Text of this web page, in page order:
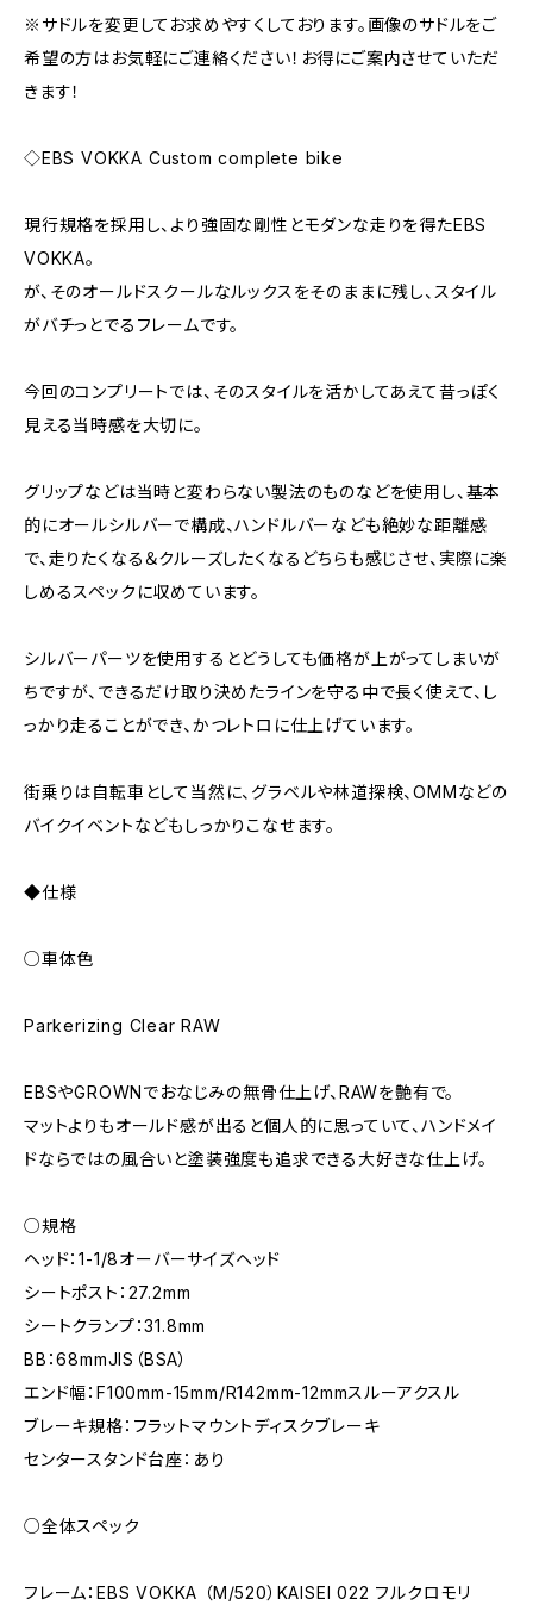
※サドルを変更してお求めやすくしております。画像のサドルをご
希望の方はお気軽にご連絡ください！お得にご案内させていただ
きます！
◇EBS VOKKA Custom complete bike
現行規格を採用し、より強固な剛性とモダンな走りを得たEBS
VOKKA。
が、そのオールドスクールなルックスをそのままに残し、スタイル
がバチっとでるフレームです。
今回のコンプリートでは、そのスタイルを活かしてあえて昔っぽく
見える当時感を大切に。
グリップなどは当時と変わらない製法のものなどを使用し、基本
的にオールシルバーで構成、ハンドルバーなども絶妙な距離感
で、走りたくなる＆クルーズしたくなるどちらも感じさせ、実際に楽
しめるスペックに収めています。
シルバーパーツを使用するとどうしても価格が上がってしまいが
ちですが、できるだけ取り決めたラインを守る中で長く使えて、し
っかり走ることができ、かつレトロに仕上げています。
街乗りは自転車として当然に、グラベルや林道探検、OMMなどの
バイクイベントなどもしっかりこなせます。
◆仕様
○車体色
Parkerizing Clear RAW
EBSやGROWNでおなじみの無骨仕上げ、RAWを艶有で。
マットよりもオールド感が出ると個人的に思っていて、ハンドメイ
ドならではの風合いと塗装強度も追求できる大好きな仕上げ。
○規格
ヘッド：1-1/8オーバーサイズヘッド
シートポスト：27.2mm
シートクランプ：31.8mm
BB：68mmJIS（BSA）
エンド幅：F100mm-15mm/R142mm-12mmスルーアクスル
ブレーキ規格：フラットマウントディスクブレーキ
センタースタンド台座：あり
○全体スペック
フレーム：EBS VOKKA （M/520）KAISEI 022 フルクロモリ